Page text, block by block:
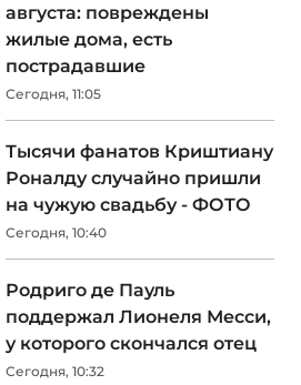
августа: повреждены
жилые дома, есть
пострадавшие
Сегодня, 11:05
Тысячи фанатов Криштиану
Роналду случайно пришли
на чужую свадьбу - ФОТО
Сегодня, 10:40
Родриго де Пауль
поддержал Лионеля Месси,
у которого скончался отец
Сегодня, 10:32